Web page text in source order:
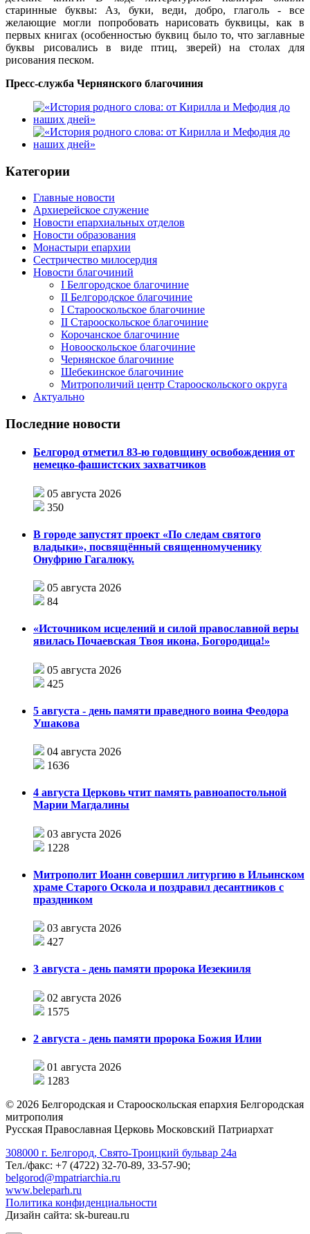
старинные буквы: Аз, буки, веди, добро, глаголь - все
желающие могли попробовать нарисовать буквицы, как в
первых книгах (особенностью буквиц было то, что заглавные
буквы рисовались в виде птиц, зверей) на столах для
рисования песком.
Пресс-служба Чернянского благочиния
Категории
Главные новости
Архиерейское служение
Новости епархиальных отделов
Новости образования
Монастыри епархии
Сестричество милосердия
Новости благочиний
I Белгородское благочиние
II Белгородское благочиние
I Старооскольское благочиние
II Старооскольское благочиние
Корочанское благочиние
Новооскольское благочиние
Чернянское благочиние
Шебекинское благочиние
Митрополичий центр Старооскольского округа
Актуально
Последние новости
Белгород отметил 83-ю годовщину освобождения от
немецко-фашистских захватчиков
05 августа 2026
350
В городе запустят проект «По следам святого
владыки», посвящённый священномученику
Онуфрию Гагалюку.
05 августа 2026
84
«Источником исцелений и силой православной веры
явилась Почаевская Твоя икона, Богородица!»
05 августа 2026
425
5 августа - день памяти праведного воина Феодора
Ушакова
04 августа 2026
1636
4 августа Церковь чтит память равноапостольной
Марии Магдалины
03 августа 2026
1228
Митрополит Иоанн совершил литургию в Ильинском
храме Старого Оскола и поздравил десантников с
праздником
03 августа 2026
427
3 августа - день памяти пророка Иезекииля
02 августа 2026
1575
2 августа - день памяти пророка Божия Илии
01 августа 2026
1283
© 2026 Белгородская и Старооскольская епархия Белгородская
митрополия
Русская Православная Церковь Московский Патриархат
308000 г. Белгород, Свято-Троицкий бульвар 24а
Тел./факс: +7 (4722) 32-70-89, 33-57-90;
belgorod@mpatriarchia.ru
www.beleparh.ru
Политика конфиденциальности
Дизайн сайта: sk-bureau.ru